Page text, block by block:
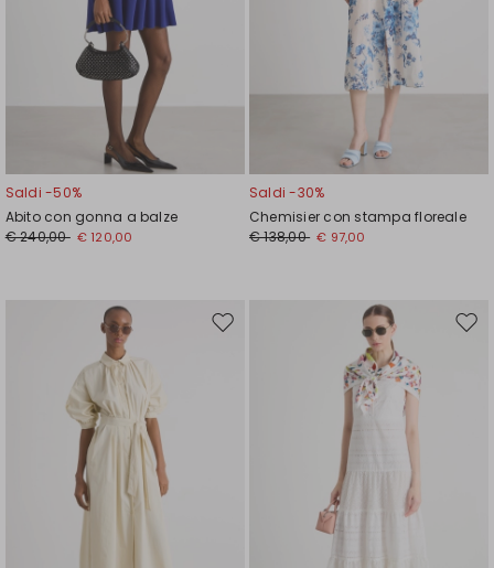
Saldi -50%
Abito con gonna a balze
€ 240,00 € 120,00
Saldi -30%
Chemisier con stampa floreale
€ 138,00 € 97,00
Sposta